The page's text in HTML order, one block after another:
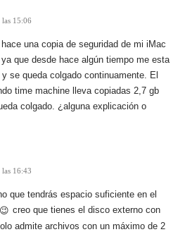
las 15:06
una copia de seguridad de mi iMac
que desde hace algún tiempo me esta
se queda colgado continuamente. El
time machine lleva copiadas 2,7 gb
colgado. ¿alguna explicación o
las 16:43
que tendrás espacio suficiente en el
creo que tienes el disco externo con
admite archivos con un máximo de 2